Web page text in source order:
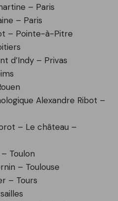
– Paris
– Paris
– Pointe-à-Pitre
d’Indy – Privas
Alexandre Ribot –
– Le château –
Toulon
– Toulouse
– Tours